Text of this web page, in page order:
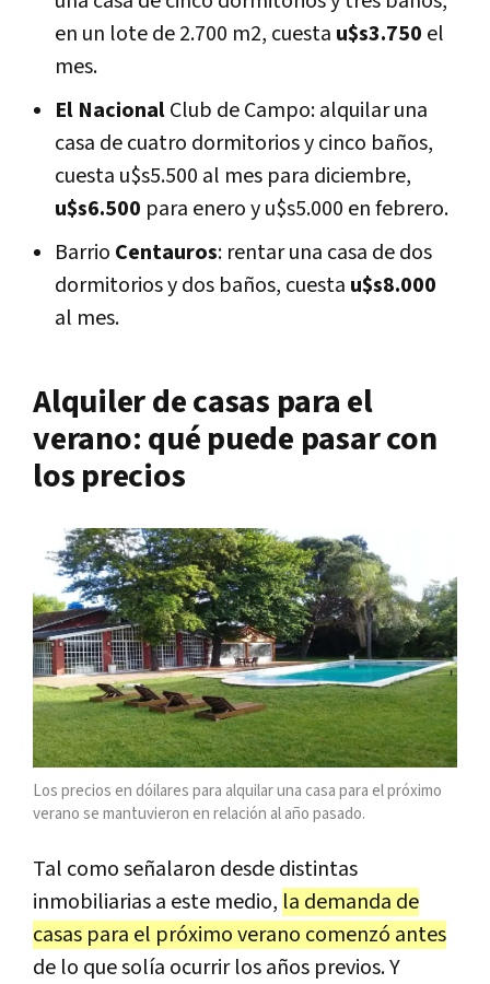
en un lote de 2.700 m2, cuesta u$s3.750 el
mes.
El NacionalClub de Campo: alquilar una
casa de cuatro dormitorios y cinco baños,
cuesta u$s5.500 al mes para diciembre,
u$s6.500 para enero y u$s5.000 en febrero.
Barrio Centauros: rentar una casa de dos
dormitorios y dos baños, cuesta u$s8.000
al mes.
Alquiler de casas para el
verano: qué puede pasar con
los precios
Los precios en dóilares para alquilar una casa para el próximo
verano se mantuvieron en relación al año pasado.
Tal como señalaron desde distintas
inmobiliarias a este medio, la demanda de
casas para el próximo verano comenzó antes
de lo que solía ocurrir los años previos. Y